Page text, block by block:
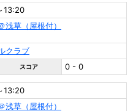
13:20
浅草（屋根付）
クラブ
スコア 0 - 0
13:20
浅草（屋根付）